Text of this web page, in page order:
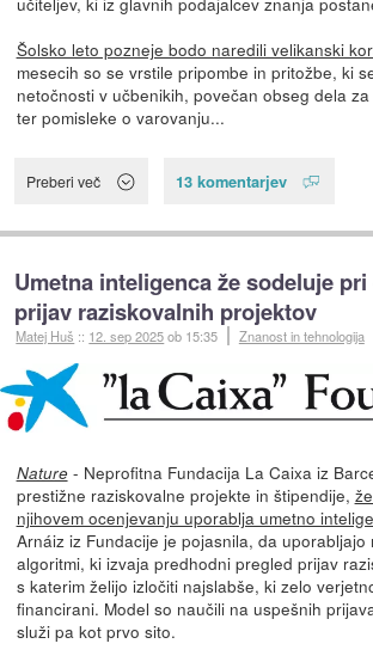
Šolsko leto pozneje bodo naredili velikanski
mesecih so se vrstile pripombe in pritožbe, ki
netočnosti v učbenikih, povečan obseg dela
ter pomisleke o varovanju...
Preberi več 13 komentarjev
Umetna inteligenca že sodeluje
prijav raziskovalnih projektov
Matej Huš :: 12. sep 2025ob 15:35 Znanost in tehnologija
Nature- Neprofitna Fundacija La Caixa iz
prestižne raziskovalne projekte in štipendije,
njihovem ocenjevanju uporablja umetno
Arnáiz iz Fundacije je pojasnila, da uporabljajo
algoritmi, ki izvaja predhodni pregled prijav
s katerim želijo izločiti najslabše, ki zelo
financirani. Model so naučili na uspešnih
služi pa kot prvo sito.